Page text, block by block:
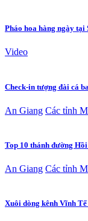
Pháo hoa hàng ngày
Video
Check-in tượng đài cá
An Giang Các tỉnh
Top 10 thánh đường
An Giang Các tỉnh
Xuôi dòng kênh Vĩnh